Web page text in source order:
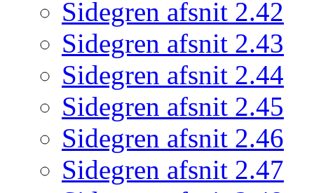
Sidegren afsnit 2.42
Sidegren afsnit 2.43
Sidegren afsnit 2.44
Sidegren afsnit 2.45
Sidegren afsnit 2.46
Sidegren afsnit 2.47